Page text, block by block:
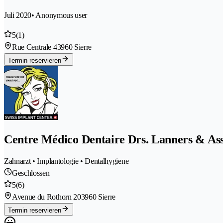
Juli 2020• Anonymous user
5(1)
Rue Centrale 43960 Sierre
Termin reservieren
Centre Médico Dentaire Drs. Lanners &
Zahnarzt • Implantologie • Dentalhygiene
Geschlossen
5(6)
Avenue du Rothorn 203960 Sierre
Termin reservieren